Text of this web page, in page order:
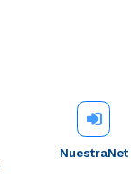
NuestraNet